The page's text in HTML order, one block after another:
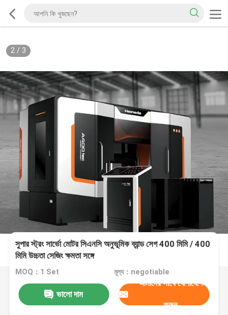
2/ 3
সুপার স্ট্রং সার্ভো মোটর সিএনসি অনুভূমিক ব্যান্ড সেগ 400 মিমি / 400
মিমি উচ্চতা সেজিং ক্ষমতা সঙ্গে
MOQ：1 Set মূল্য：negotiable
ভালো দাম
আমাদের সাথে যোগাযোগ
করুন